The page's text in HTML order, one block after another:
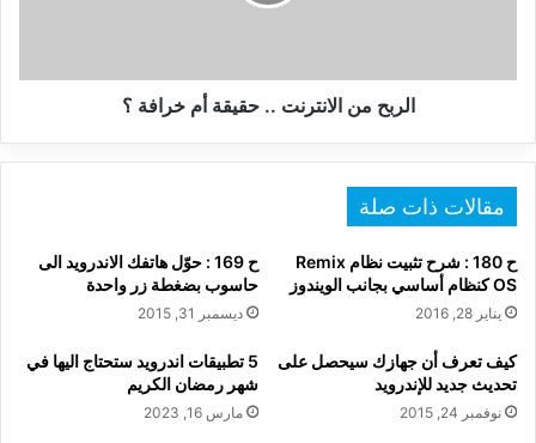
الربح من الانترنت .. حقيقة أم خرافة ؟
مقالات ذات صلة
ح 180 : شرح تثبيت نظام Remix
OS كنظام أساسي بجانب الويندوز
يناير 28, 2016
ح 169 : حوّل هاتفك الاندرويد الى
حاسوب بضغطة زر واحدة
ديسمبر 31, 2015
كيف تعرف أن جهازك سيحصل على
تحديث جديد للإندرويد
نوفمبر 24, 2015
5 تطبيقات اندرويد ستحتاج اليها في
شهر رمضان الكريم
مارس 16, 2023